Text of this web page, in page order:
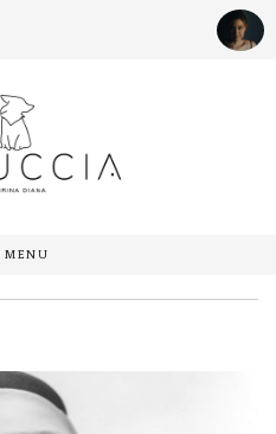
MENU